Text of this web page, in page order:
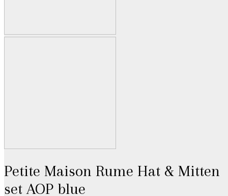
Petite Maison Rume Hat & Mitten
set AOP blue